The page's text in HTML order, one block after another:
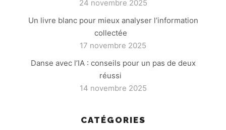
24 novembre 2025
Un livre blanc pour mieux analyser l’information
collectée
17 novembre 2025
Danse avec l’IA : conseils pour un pas de deux
réussi
14 novembre 2025
CATÉGORIES